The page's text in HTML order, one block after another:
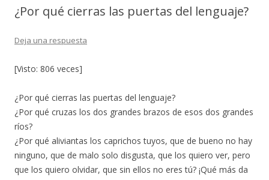
¿Por qué cierras las puertas del lenguaje?
Deja una respuesta
[Visto: 806 veces]
¿Por qué cierras las puertas del lenguaje?
¿Por qué cruzas los dos grandes brazos de esos dos grandes
ríos?
¿Por qué aliviantas los caprichos tuyos, que de bueno no hay
ninguno, que de malo solo disgusta, que los quiero ver, pero
que los quiero olvidar, que sin ellos no eres tú? ¡Qué más da